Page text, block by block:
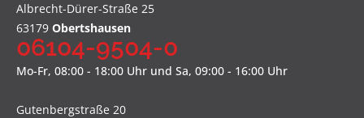
Albrecht-Dürer-Straße 25
63179 Obertshausen
06104-9504-0
Mo-Fr, 08:00 - 18:00 Uhr und Sa, 09:00 - 16:00 Uhr
Gutenbergstraße 20